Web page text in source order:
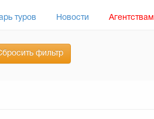
туров Новости Агентствам
фильтр